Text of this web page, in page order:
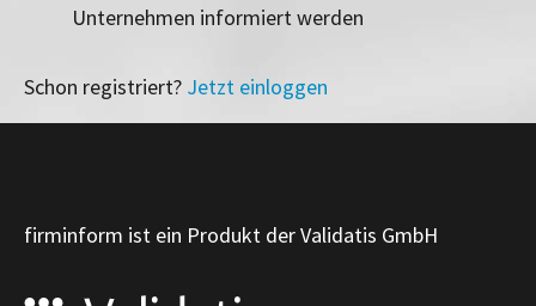
Unternehmen informiert werden
Schon registriert? Jetzt einloggen
firminform ist ein Produkt der Validatis GmbH